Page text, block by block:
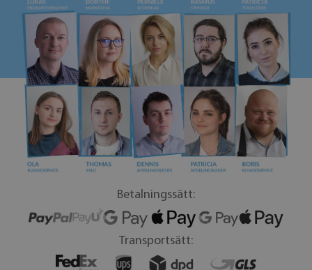
Betalningssätt:
Transportsätt: